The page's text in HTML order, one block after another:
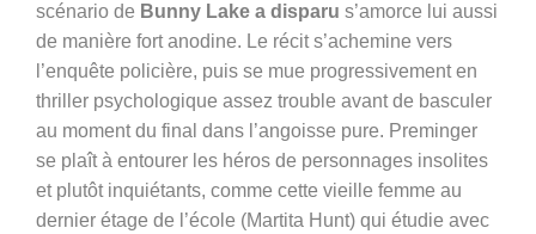
scénario de Bunny Lake a disparu s’amorce lui aussi
de manière fort anodine. Le récit s’achemine vers
l’enquête policière, puis se mue progressivement en
thriller psychologique assez trouble avant de basculer
au moment du final dans l’angoisse pure. Preminger
se plaît à entourer les héros de personnages insolites
et plutôt inquiétants, comme cette vieille femme au
dernier étage de l’école (Martita Hunt) qui étudie avec